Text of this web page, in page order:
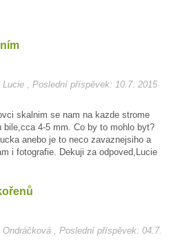
, Poslední příspěvek: 10.7. 2015
skalnim se nam na kazde strome
4-5 mm. Co by to mohlo byt?
anebo je to neco zavaznejsiho a
i fotografie. Dekuji za odpoved,Lucie
, Poslední příspěvek: 04.7.